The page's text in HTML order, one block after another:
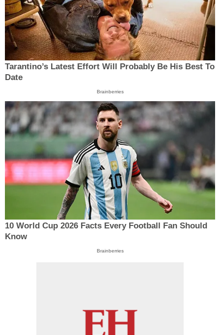
Tarantino’s Latest Effort Will Probably Be His Best To
Date
Brainberries
10 World Cup 2026 Facts Every Football Fan Should
Know
Brainberries